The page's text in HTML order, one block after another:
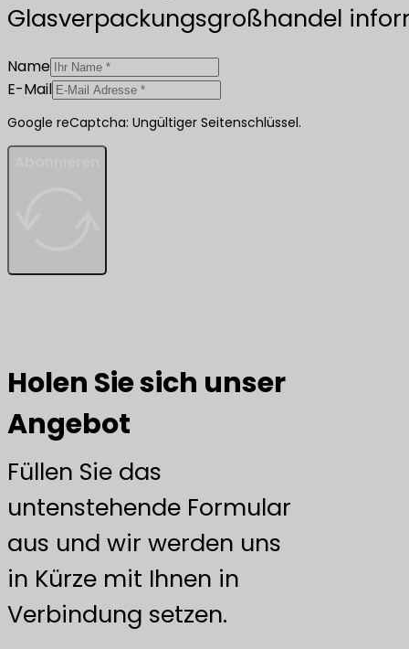
Glasverpackungsgroßhandel
Name
E-Mail
Google reCaptcha: Ungültiger Seitenschlüssel.
Holen Sie sich unser
Angebot
Füllen Sie das
untenstehende Formular
aus und wir werden uns
in Kürze mit Ihnen in
Verbindung setzen.